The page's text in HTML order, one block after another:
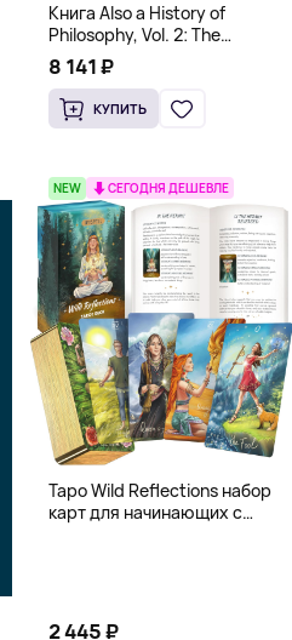
Книга Also a History of
Philosophy, Vol. 2: The
Occidental Constellation of
Faith and Knowledge
(Твердый переплет)
8 141 ₽
КУПИТЬ
NEW СЕГОДНЯ ДЕШЕВЛЕ
Таро Wild Reflections набор
карт для начинающих с
2 445 ₽